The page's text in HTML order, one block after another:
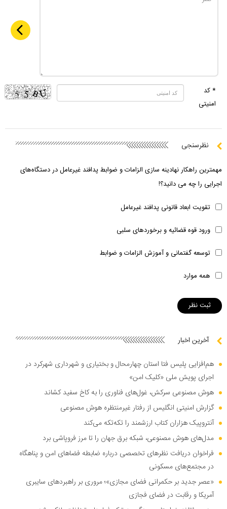
* کد
امنیتی
نظرسنجی
مهمترین راهکار نهادینه سازی الزامات و ضوابط پدافند غیرعامل در دستگاه‌های
اجرایی را چه می دانید؟!
تقویت ابعاد قانونی پدافند غیرعامل
ورود قوه قضائیه و برخوردهای سلبی
توسعه گفتمانی و آموزش الزامات و ضوابط
همه موارد
آخرین اخبار
هم‌افزایی پلیس فتا استان چهارمحال و بختیاری و شهرداری شهرکرد در
اجرای پویش ملی «کلیک امن»
هوش مصنوعی سرکش، غول‌های فناوری را به کاخ سفید کشاند
گزارش امنیتی انگلیس از رفتار غیرمنتظره هوش مصنوعی
آنتروپیک هزاران کتاب ارزشمند را تکه‌تکه می‌کند
مدل‌های هوش مصنوعی، شبکه برق جهان را تا مرز فروپاشی برد
فراخوان دریافت نظر‌های تخصصی درباره ضابطه فضا‌های امن و پناهگاه
در مجتمع‌های مسکونی
«عصر جدید بر حکمرانی فضای مجازی»؛ مروری بر راهبرد‌های سایبری
آمریکا و رقابت در فضای فجازی